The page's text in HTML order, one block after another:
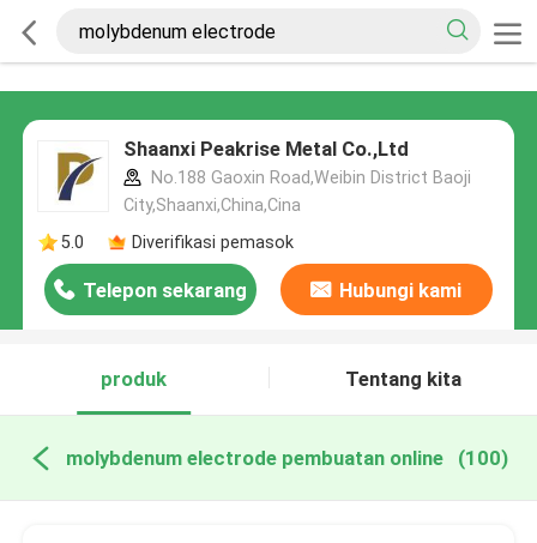
Shaanxi Peakrise Metal Co.,Ltd
No.188 Gaoxin Road,Weibin District Baoji
City,Shaanxi,China,Cina
5.0
Diverifikasi pemasok
Telepon sekarang Hubungi kami
produk Tentang kita
molybdenum electrode pembuatan online (100)